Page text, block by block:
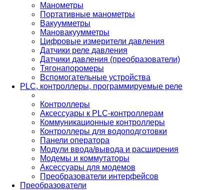
Манометры
Портативные манометры
Вакуумметры
Мановакуумметры
Цифровые измерители давления
Датчики реле давления
Датчики давления (преобразователи)
Тягонапоромеры
Вспомогательные устройства
PLС, контроллеры, программируемые реле
Контроллеры
Аксессуары к PLC-контроллерам
Коммуникационные контроллеры
Контроллеры для водоподготовки
Панели оператора
Модули ввода/вывода и расширения
Модемы и коммутаторы
Аксессуары для модемов
Преобразователи интерфейсов
Преобразователи